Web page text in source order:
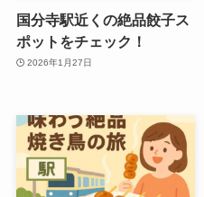
国分寺駅近くの絶品餃子ス
ポットをチェック！
2026年1月27日